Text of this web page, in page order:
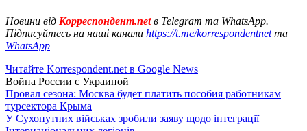
Новини від Корреспондент.netв Telegram та WhatsApp.
Підписуйтесь на наші канали https://t.me/korrespondentnetта
WhatsApp
Читайте Korrespondent.net в Google News
Война России с Украиной
Провал сезона: Москва будет платить пособия работникам
турсектора Крыма
У Сухопутних військах зробили заяву щодо інтеграції